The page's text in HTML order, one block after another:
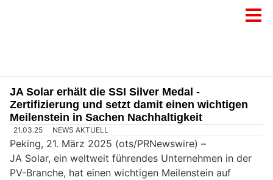
JA Solar erhält die SSI Silver Medal -
Zertifizierung und setzt damit einen wichtigen
Meilenstein in Sachen Nachhaltigkeit
21.03.25 NEWS AKTUELL
Peking, 21. März 2025 (ots/PRNewswire) –
JA Solar, ein weltweit führendes Unternehmen in der
PV-Branche, hat einen wichtigen Meilenstein auf